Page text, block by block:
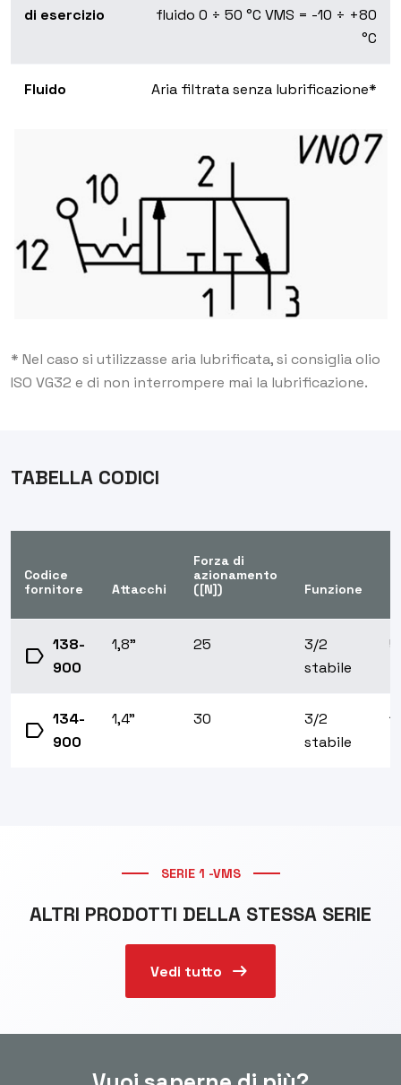
di esercizio
fluido 0 ÷ 50 °C VMS = -10 ÷ +80
°C
Fluido Aria filtrata senza lubrificazione*
* Nel caso si utilizzasse aria lubrificata, si consiglia olio
ISO VG32 e di non interrompere mai la lubrificazione.
TABELLA CODICI
Codice
fornitore
Attacchi
Forza di
azionamento
([N])
Funzione
label 138-
900
1,8" 25
3/2
stabile
label 134-
900
1,4" 30
3/2
stabile
SERIE 1 -VMS
ALTRI PRODOTTI DELLA STESSA SERIE
Vedi tutto arrow_right_alt